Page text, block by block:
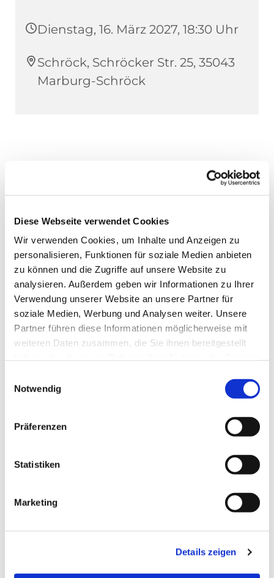
Diese Webseite verwendet Cookies
Wir verwenden Cookies, um Inhalte und Anzeigen zu
personalisieren, Funktionen für soziale Medien anbieten
zu können und die Zugriffe auf unsere Website zu
analysieren. Außerdem geben wir Informationen zu Ihrer
Verwendung unserer Website an unsere Partner für
soziale Medien, Werbung und Analysen weiter. Unsere
Partner führen diese Informationen möglicherweise mit
weiteren Daten zusammen, die Sie ihnen bereitgestellt
Notwendig
Präferenzen
Statistiken
Marketing
Details zeigen
Dienstag, 16. März 2027, 18:30 Uhr
Schröck, Schröcker Str. 25, 35043
Marburg-Schröck
Dies könnte Sie auch